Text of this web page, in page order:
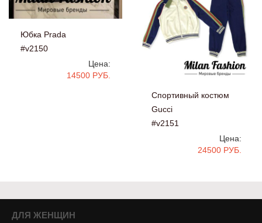
Юбка Prada
#v2150
Цена:
14500 РУБ.
Спортивный костюм
Gucci
#v2151
Цена:
24500 РУБ.
ДЛЯ ЖЕНЩИН